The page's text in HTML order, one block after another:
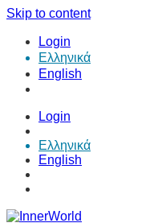
Skip to content
Login
Ελληνικά
English
Login
Ελληνικά
English